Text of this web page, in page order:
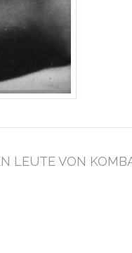
LEUTE VON